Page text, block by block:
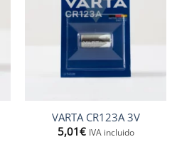
VARTA CR123A 3V
5,01€ IVA incluido